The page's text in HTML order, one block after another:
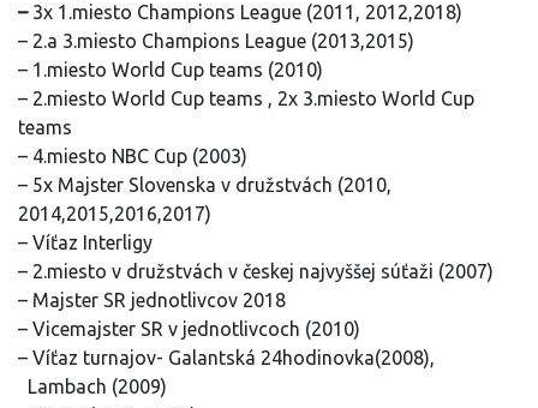
–3x 1.miesto Champions League (2011, 2012,2018)
– 2.a 3.miesto Champions League (2013,2015)
– 1.miesto World Cup teams (2010)
– 2.miesto World Cup teams , 2x 3.miesto World Cup
teams
– 4.miesto NBC Cup (2003)
– 5x Majster Slovenska v družstvách (2010,
2014,2015,2016,2017)
– Víťaz Interligy
– 2.miesto v družstvách v českej najvyššej súťaži (2007)
– Majster SR jednotlivcov 2018
– Vicemajster SR v jednotlivcoch (2010)
– Víťaz turnajov- Galantská 24hodinovka(2008),
Lambach (2009)